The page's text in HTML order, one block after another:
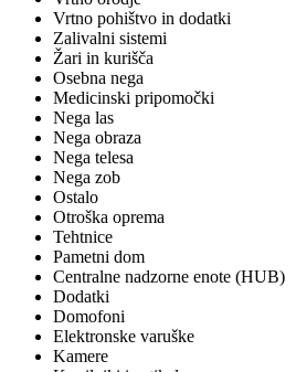
Vrtno pohištvo in dodatki
Zalivalni sistemi
Žari in kurišča
Osebna nega
Medicinski pripomočki
Nega las
Nega obraza
Nega telesa
Nega zob
Ostalo
Otroška oprema
Tehtnice
Pametni dom
Centralne nadzorne enote (HUB)
Dodatki
Domofoni
Elektronske varuške
Kamere